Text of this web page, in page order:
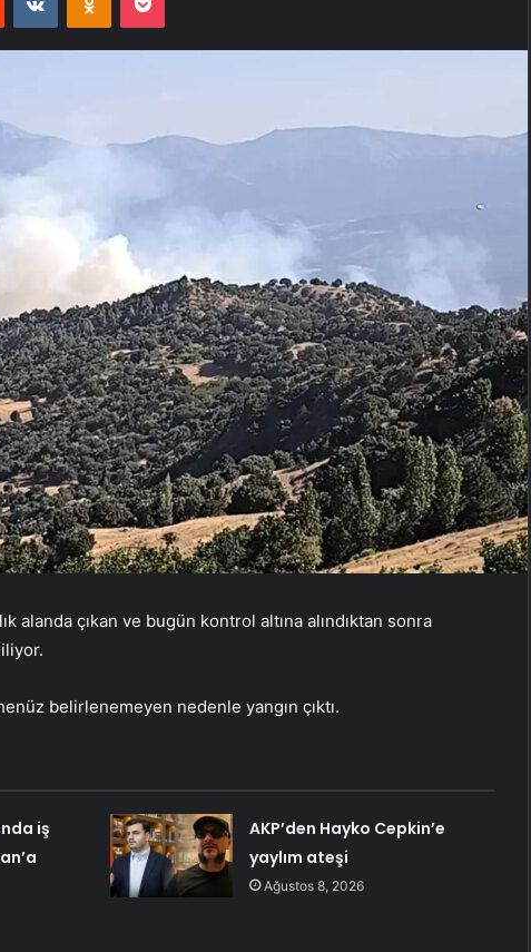
alanda çıkan ve bugün kontrol altına alındıktan sonra
belirlenemeyen nedenle yangın çıktı.
iş
AKP’den Hayko Cepkin’e
yaylım ateşi
Ağustos 8, 2026